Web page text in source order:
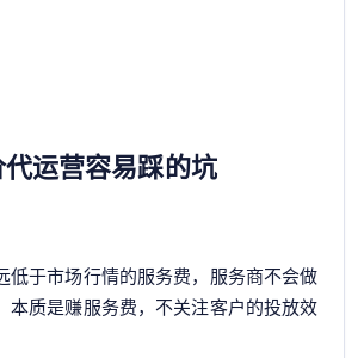
运营容易踩的坑
低于市场行情的服务费，服务商不会做
本质是赚服务费，不关注客户的投放效